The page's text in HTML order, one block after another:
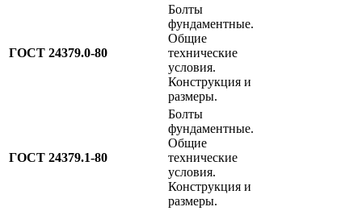
ГОСТ 24379.0-80
Болты
фундаментные.
Общие
технические
условия.
Конструкция и
размеры.
ГОСТ 24379.1-80
Болты
фундаментные.
Общие
технические
условия.
Конструкция и
размеры.